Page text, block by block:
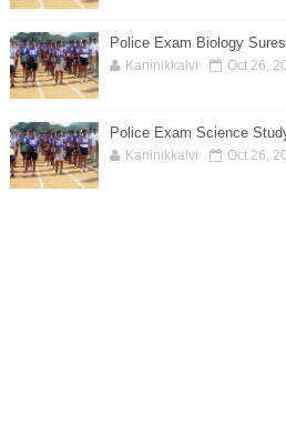
Police Exam Biology
Kaninikkalvi Oct 26,
Police Exam Science
Kaninikkalvi Oct 26,